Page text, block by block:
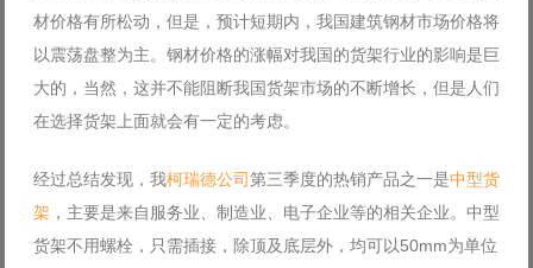
材价格有所松动，但是，预计短期内，我国建筑钢材市场价格将
以震荡盘整为主。钢材价格的涨幅对我国的货架行业的影响是巨
大的，当然，这并不能阻断我国货架市场的不断增长，但是人们
在选择货架上面就会有一定的考虑。
经过总结发现，我柯瑞德公司第三季度的热销产品之一是中型货
架 ，主要是来自服务业、制造业、电子企业等的相关企业。中型
货架不用螺栓，只需插接，除顶及底层外，均可以50mm为单位